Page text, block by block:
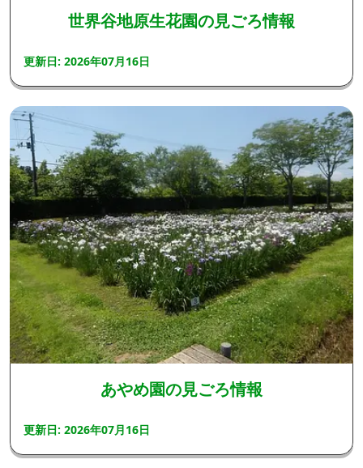
世界谷地原生花園の見ごろ情報
更新日: 2026年07月16日
あやめ園の見ごろ情報
更新日: 2026年07月16日